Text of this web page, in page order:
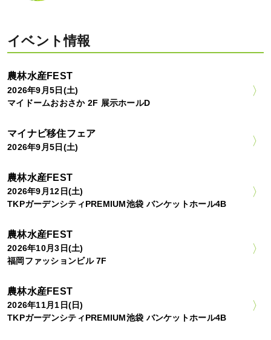
イベント情報
農林水産FEST
2026年9月5日(土)
マイドームおおさか 2F 展示ホールD
マイナビ移住フェア
2026年9月5日(土)
農林水産FEST
2026年9月12日(土)
TKPガーデンシティPREMIUM池袋 バンケットホール4B
農林水産FEST
2026年10月3日(土)
福岡ファッションビル 7F
農林水産FEST
2026年11月1日(日)
TKPガーデンシティPREMIUM池袋 バンケットホール4B